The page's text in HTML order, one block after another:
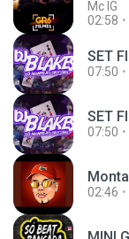
Mc IG
02:58
07:50
07:50
02:46